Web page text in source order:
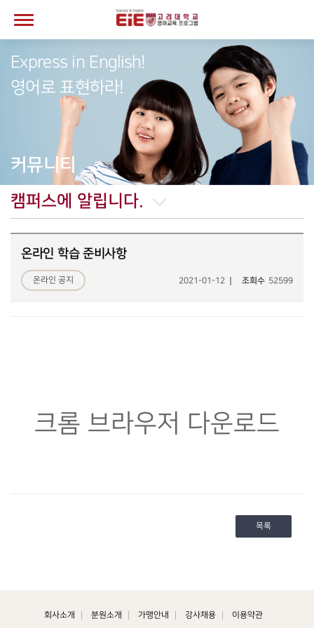
Express in English!
영어로 표현하라!
커뮤니티
캠퍼스에 알립니다.
온라인 학습 준비사항
온라인 공지 조회수 52599
2021-01-12
크롬 브라우저 다운로드
목록
회사소개 분원소개 가맹안내 강사채용 이용약관